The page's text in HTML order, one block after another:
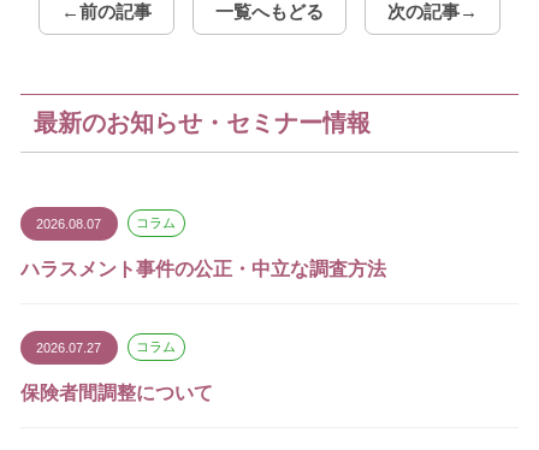
←前の記事 一覧へもどる 次の記事→
最新のお知らせ・セミナー情報
2026.08.07 コラム
ハラスメント事件の公正・中立な調査方法
2026.07.27 コラム
保険者間調整について